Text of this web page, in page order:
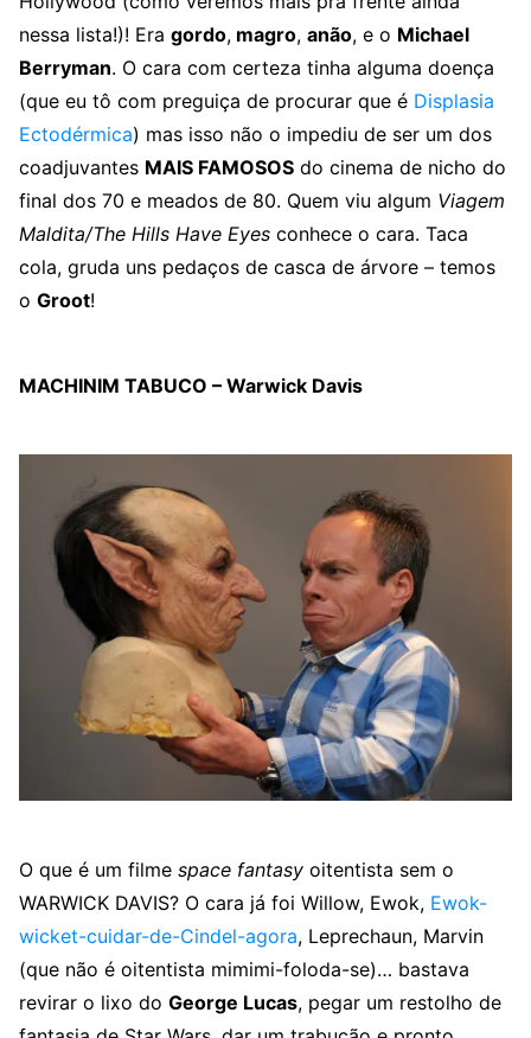
nessa lista!)! Era gordo, magro, anão, e o Michael
Berryman. O cara com certeza tinha alguma doença
(que eu tô com preguiça de procurar que é Displasia
Ectodérmica) mas isso não o impediu de ser um dos
coadjuvantes MAIS FAMOSOS do cinema de nicho do
final dos 70 e meados de 80. Quem viu algum Viagem
Maldita/The Hills Have Eyes conhece o cara. Taca
cola, gruda uns pedaços de casca de árvore – temos
o Groot!
MACHINIM TABUCO – Warwick Davis
O que é um filme space fantasy oitentista sem o
WARWICK DAVIS? O cara já foi Willow, Ewok, Ewok-
wicket-cuidar-de-Cindel-agora, Leprechaun, Marvin
(que não é oitentista mimimi-foloda-se)… bastava
revirar o lixo do George Lucas, pegar um restolho de